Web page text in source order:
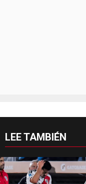
LEE TAMBIÉN